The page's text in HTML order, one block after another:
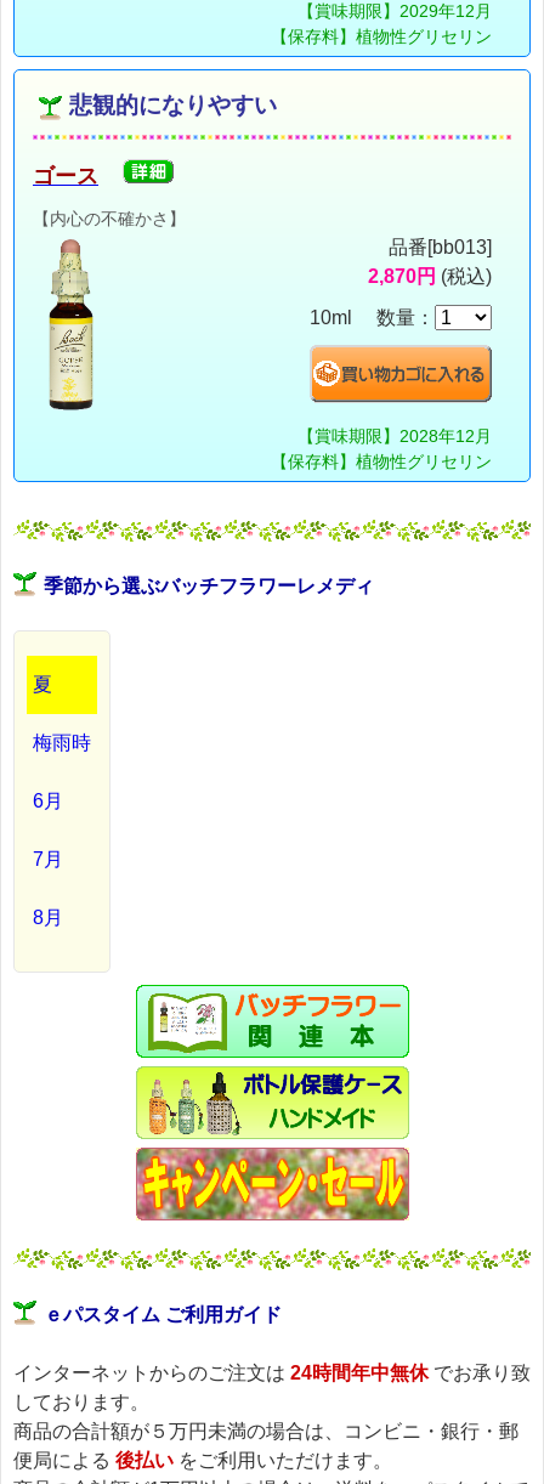
【賞味期限】2029年12月
【保存料】植物性グリセリン
悲観的になりやすい
ゴース
【内心の不確かさ】
品番[bb013]
2,870円 (税込)
10ml 数量：
【賞味期限】2028年12月
【保存料】植物性グリセリン
季節から選ぶバッチフラワーレメディ
夏
梅雨時
6月
7月
8月
ｅパスタイム ご利用ガイド
インターネットからのご注文は 24時間年中無休でお承り致
しております。
商品の合計額が５万円未満の場合は、コンビニ・銀行・郵
便局による 後払い をご利用いただけます。